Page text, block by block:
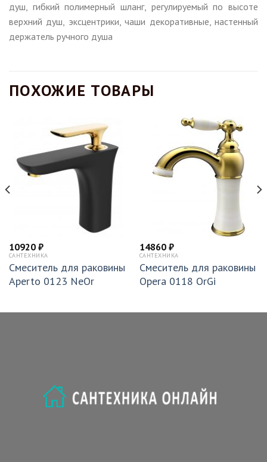
душ, гибкий полимерный шланг, регулируемый по высоте
верхний душ, эксцентрики, чаши декоративные, настенный
держатель ручного душа
ПОХОЖИЕ ТОВАРЫ
10920 ₽
САНТЕХНИКА
Смеситель для раковины
Aperto 0123 NeOr
14860 ₽
САНТЕХНИКА
Смеситель для раковины
Opera 0118 OrGi